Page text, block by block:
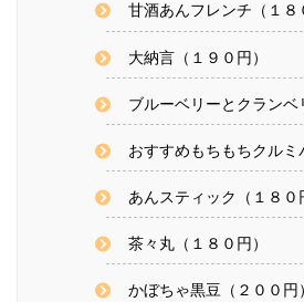
甘酒あんフレンチ（１８
大納言（１９０円）
ブルーベリーとクランベ
おすすめもちもちクルミ
あんスティック（１８０
茶々丸（１８０円）
かぼちゃ黒豆（２００円）